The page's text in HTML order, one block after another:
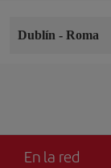
Dublín - Roma
En la red